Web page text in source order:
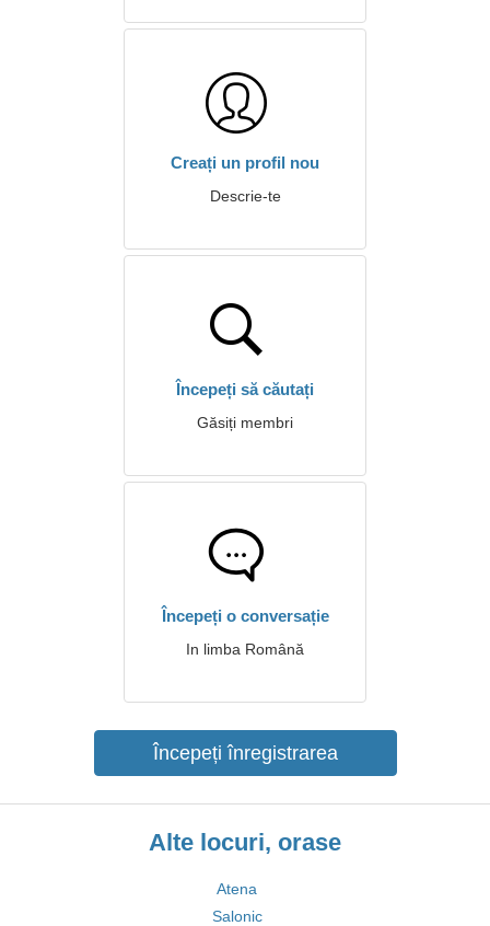
Creați un profil nou
Descrie-te
Începeți să căutați
Găsiți membri
Începeți o conversație
In limba Română
Începeți înregistrarea
Alte locuri, orase
Atena
Salonic